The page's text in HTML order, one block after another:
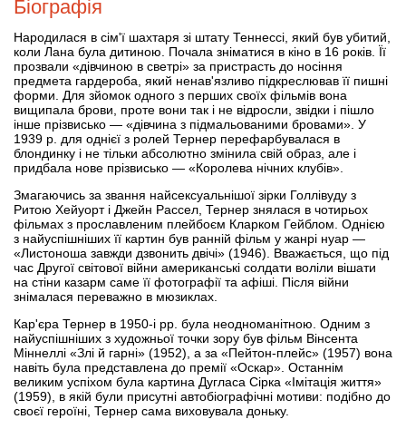
Біографія
Народилася в сім'ї шахтаря зі штату Теннессі, який був убитий,
коли Лана була дитиною. Почала зніматися в кіно в 16 років. Її
прозвали «дівчиною в светрі» за пристрасть до носіння
предмета гардероба, який ненав'язливо підкреслював її пишні
форми. Для зйомок одного з перших своїх фільмів вона
вищипала брови, проте вони так і не відросли, звідки і пішло
інше прізвисько — «дівчина з підмальованими бровами». У
1939 р. для однієї з ролей Тернер перефарбувалася в
блондинку і не тільки абсолютно змінила свій образ, але і
придбала нове прізвисько — «Королева нічних клубів».
Змагаючись за звання найсексуальнішої зірки Голлівуду з
Ритою Хейуорт і Джейн Рассел, Тернер знялася в чотирьох
фільмах з прославленим плейбоєм Кларком Гейблом. Однією
з найуспішніших її картин був ранній фільм у жанрі нуар —
«Листоноша завжди дзвонить двічі» (1946). Вважається, що під
час Другої світової війни американські солдати воліли вішати
на стіни казарм саме її фотографії та афіші. Після війни
знімалася переважно в мюзиклах.
Кар'єра Тернер в 1950-і рр. була неодноманітною. Одним з
найуспішніших з художньої точки зору був фільм Вінсента
Міннеллі «Злі й гарні» (1952), а за «Пейтон-плейс» (1957) вона
навіть була представлена ​​до премії «Оскар». Останнім
великим успіхом була картина Дугласа Сірка «Імітація життя»
(1959), в якій були присутні автобіографічні мотиви: подібно до
своєї героїні, Тернер сама виховувала доньку.